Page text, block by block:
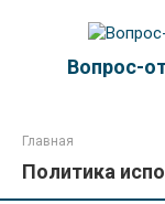
Вопрос-
Главная
Политика